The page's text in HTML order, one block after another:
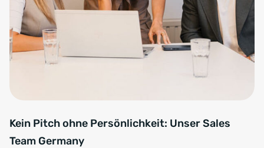
Kein Pitch ohne Persönlichkeit: Unser Sales
Team Germany